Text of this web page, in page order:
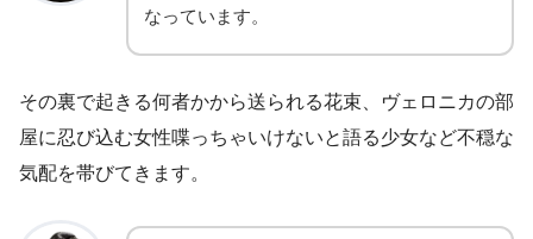
なっています。
その裏で起きる何者かから送られる花束、ヴェロニカの部
屋に忍び込む女性喋っちゃいけないと語る少女など不穏な
気配を帯びてきます。